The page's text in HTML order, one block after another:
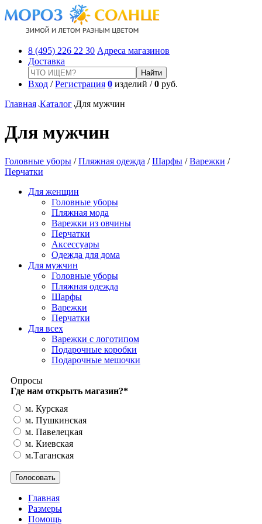
8 (495) 226 22 30 Адреса магазинов
Доставка
Вход /Регистрация 0 изделий /0 руб.
Главная Каталог Для мужчин
Для мужчин
Головные уборы / Пляжная одежда / Шарфы / Варежки /
Перчатки
Для женщин
Головные уборы
Пляжная мода
Варежки из овчины
Перчатки
Аксессуары
Одежда для дома
Для мужчин
Головные уборы
Пляжная одежда
Шарфы
Варежки
Перчатки
Для всех
Варежки с логотипом
Подарочные коробки
Подарочные мешочки
Опросы
Где нам открыть магазин?*
м. Курская
м. Пушкинская
м. Павелецкая
м. Киевская
м.Таганская
Главная
Размеры
Помощь